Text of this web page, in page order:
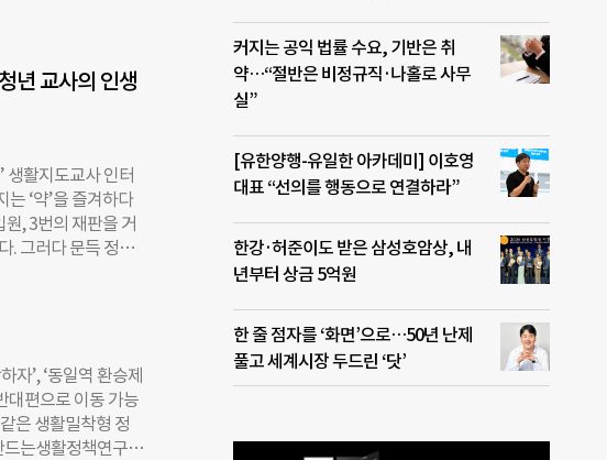
수 있는 자리입니
해 속내를 털어놓았
?” 부스러기사랑
밖 청소년들의 자
교 밖 청소년들에
년 세운 테이크아
료 교육과 실습이
을 배워나갈 수 있
다. 게임 중독으로
어난 것. 카페 보노
년 교사의 인생
생활지도교사 인터
‘약’을 즐겨하다
, 3번의 재판을 거
. 그러다 문득 정신
상 방황하지 않는
청소년 공동체인
씨의 이야기다. ◇
소외된 아이들의
심의 교육을 진행하
지금까지 약 300
해결자’로 성장해
’, ‘동일역 환승제
대편으로 이동 가능
은 생활밀착형 정
는생활정책연구원
커지는 공익 법률 수요, 기반은 취
약…“절반은 비정규직·나홀로 사무
실”
[유한양행-유일한 아카데미] 이호영
대표 “선의를 행동으로 연결하라”
한강·허준이도 받은 삼성호암상, 내
년부터 상금 5억원
한 줄 점자를 ‘화면’으로…50년 난제
풀고 세계시장 두드린 ‘닷’